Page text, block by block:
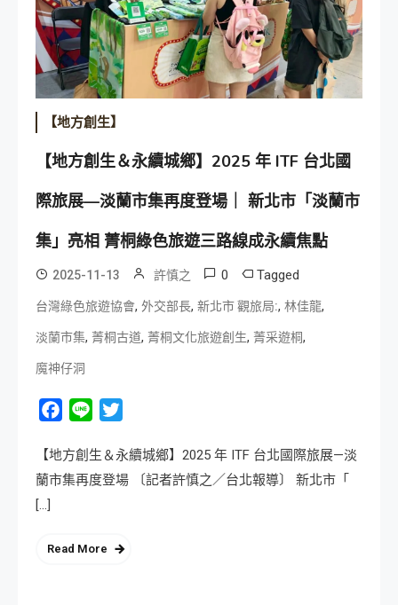
【地方創生】
【地方創生＆永續城鄉】2025 年 ITF 台北國
際旅展—淡蘭市集再度登場｜ 新北市「淡蘭市
集」亮相 菁桐綠色旅遊三路線成永續焦點
2025-11-13 許慎之 0 Tagged
台灣綠色旅遊協會, 外交部長, 新北市 觀旅局:, 林佳龍,
淡蘭市集, 菁桐古道, 菁桐文化旅遊創生, 菁采遊桐,
魔神仔洞
Facebook
Line
【地方創生＆永續城鄉】2025 年 ITF 台北國際旅展—淡
蘭市集再度登場 〔記者許慎之／台北報導〕 新北市「
[…]
Read More